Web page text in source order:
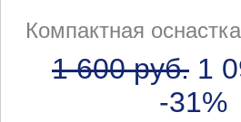
Компактная
1 600 руб. 1
-31%